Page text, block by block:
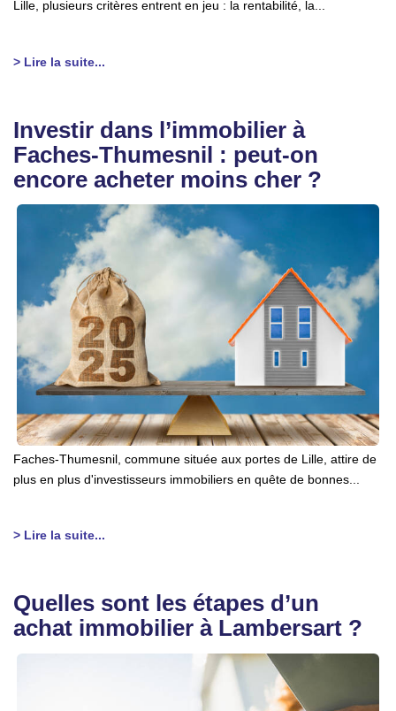
Lille, plusieurs critères entrent en jeu : la rentabilité, la...
> Lire la suite...
Investir dans l’immobilier à
Faches-Thumesnil : peut-on
encore acheter moins cher ?
Faches-Thumesnil, commune située aux portes de Lille, attire de
plus en plus d'investisseurs immobiliers en quête de bonnes...
> Lire la suite...
Quelles sont les étapes d’un
achat immobilier à Lambersart ?